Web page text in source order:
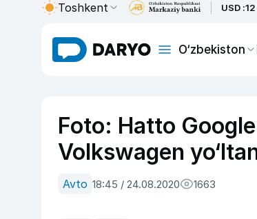
Toshkent USD :
O‘zbekiston
Foto: Hatto
Volkswagen
Avto 18:45 / 24.08.2020 1663